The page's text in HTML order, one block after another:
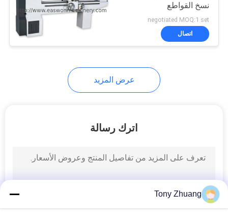
آلة النجارة مخرطة
8
كشك رش النجارة
نسخ القواطع
negotiated MOQ:1 set
اتصال
عرض المزيد
اترك رسالة
Tony Zhuang